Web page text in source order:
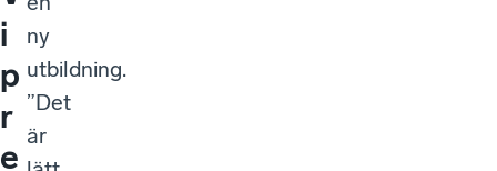
i
p
r
e
ny
utbildning.
”Det
är